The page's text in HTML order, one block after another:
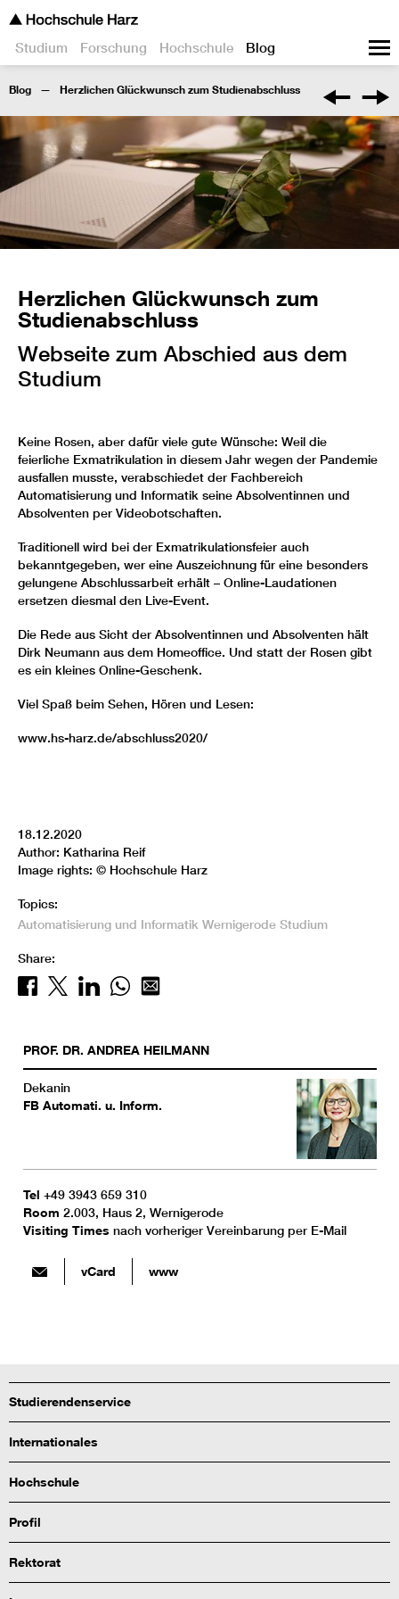
Studium Forschung Hochschule Blog
Blog Herzlichen Glückwunsch zum Studienabschluss
Herzlichen Glückwunsch zum
Studienabschluss
Webseite zum Abschied aus dem
Studium
Keine Rosen, aber dafür viele gute Wünsche: Weil die
feierliche Exmatrikulation in diesem Jahr wegen der Pandemie
ausfallen musste, verabschiedet der Fachbereich
Automatisierung und Informatik seine Absolventinnen und
Absolventen per Videobotschaften.
Traditionell wird bei der Exmatrikulationsfeier auch
bekanntgegeben, wer eine Auszeichnung für eine besonders
gelungene Abschlussarbeit erhält – Online-Laudationen
ersetzen diesmal den Live-Event.
Die Rede aus Sicht der Absolventinnen und Absolventen hält
Dirk Neumann aus dem Homeoffice. Und statt der Rosen gibt
es ein kleines Online-Geschenk.
Viel Spaß beim Sehen, Hören und Lesen:
www.hs-harz.de/abschluss2020/
18.12.2020
Author: Katharina Reif
Image rights: © Hochschule Harz
Topics:
Automatisierung und Informatik Wernigerode Studium
Share:
PROF. DR. ANDREA HEILMANN
Dekanin
FB Automati. u. Inform.
Tel +49 3943 659 310
Room 2.003, Haus 2, Wernigerode
Visiting Times nach vorheriger Vereinbarung per E-Mail
vCard www
Studierendenservice
Internationales
Hochschule
Profil
Rektorat